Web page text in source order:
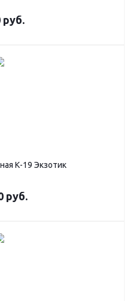
руб.
К-19 Экзотик
руб.